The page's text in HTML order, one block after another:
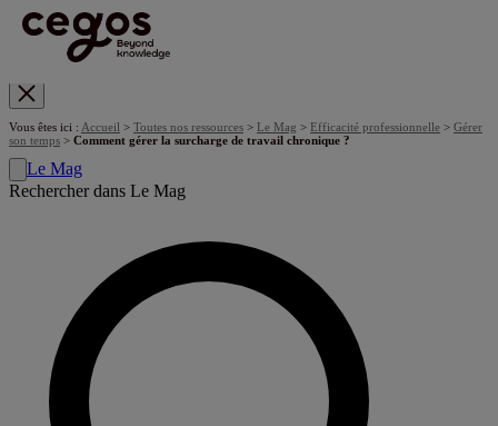
Vous êtes ici : Accueil > Toutes nos ressources > Le Mag > Efficacité professionnelle > Gérer
son temps > Comment gérer la surcharge de travail chronique ?
Le Mag
Rechercher dans Le Mag